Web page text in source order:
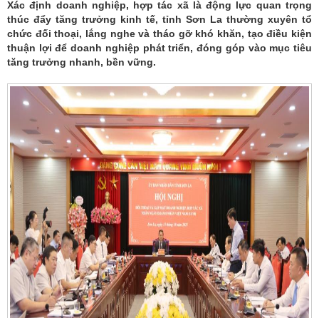
Xác định doanh nghiệp, hợp tác xã là động lực quan trọng
thúc đẩy tăng trưởng kinh tế, tỉnh Sơn La thường xuyên tổ
chức đối thoại, lắng nghe và tháo gỡ khó khăn, tạo điều kiện
thuận lợi để doanh nghiệp phát triển, đóng góp vào mục tiêu
tăng trưởng nhanh, bền vững.